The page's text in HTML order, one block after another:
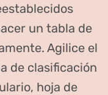
un tabla de
Agilice el
de clasificación
hoja de